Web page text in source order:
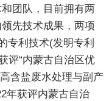
团队，目前拥有两
先技术成果，两项
专利技术(发明专利
评“内蒙古自治区优
含盐废水处理与副产
年获评内蒙古自治